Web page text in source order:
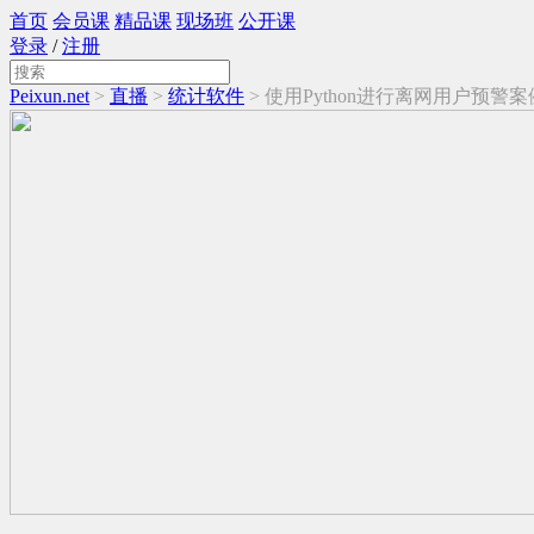
首页 会员课 精品课 现场班 公开课
登录 /注册
Peixun.net > 直播 > 统计软件 > 使用Python进行离网用户预警案